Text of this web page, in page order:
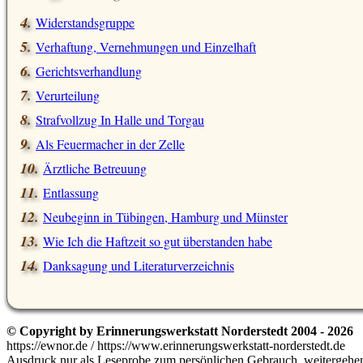
Widerstandsgruppe
Verhaftung, Vernehmungen und Einzelhaft
Gerichtsverhandlung
Verurteilung
Strafvollzug In Halle und Torgau
Als Feuermacher in der Zelle
Ärztliche Betreuung
Entlassung
Neubeginn in Tübingen, Hamburg und Münster
Wie Ich die Haftzeit so gut überstanden habe
Danksagung und Literaturverzeichnis
© Copyright by Erinnerungswerkstatt Norderstedt 2004 - 2026
https://ewnor.de / https://www.erinnerungswerkstatt-norderstedt.de